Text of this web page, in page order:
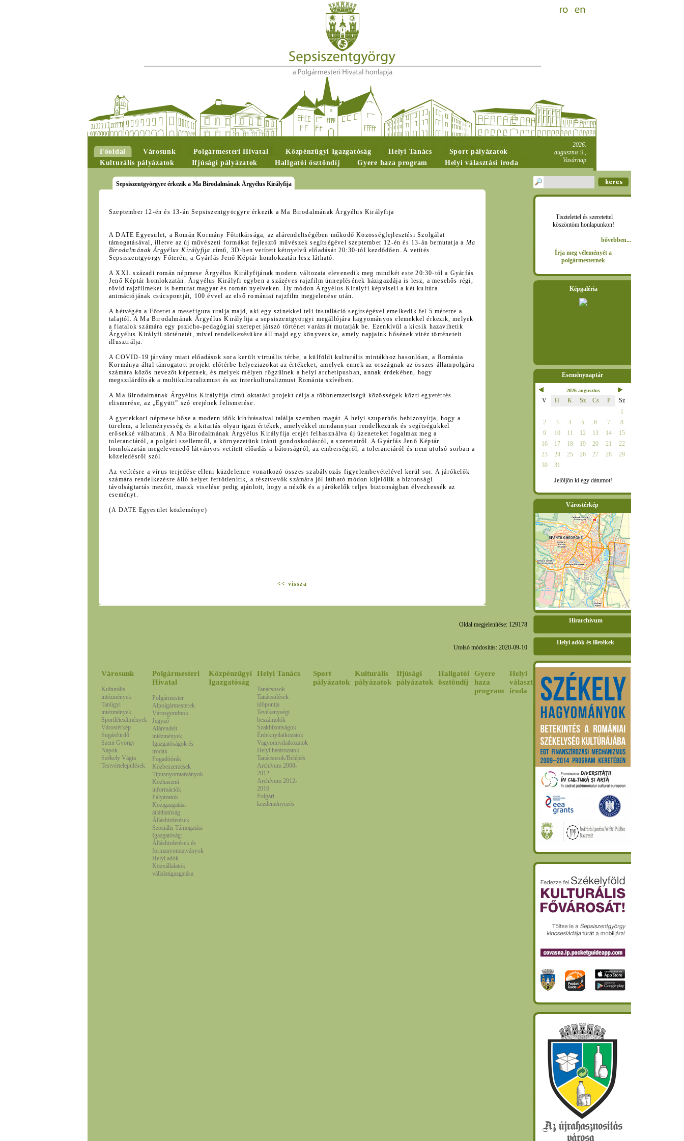
Főoldal Városunk Polgármesteri Hivatal Közpénzügyi Igazgatóság Helyi Tanács
Sport pályázatok
Kulturális pályázatok
Ifjúsági pályázatok Hallgatói ösztöndíj Gyere haza program Helyi választási iroda
2026.
augusztus 9.,
Vasárnap
Sepsiszentgyörgyre érkezik a Ma Birodalmának Árgyélus Királyfija
Szeptember 12-én és 13-án Sepsiszentgyörgyre érkezik a Ma Birodalmának Árgyélus Királyfija
A DATE Egyesület, a Román Kormány Főtitkársága, az alárendeltségében működő Közösségfejlesztési Szolgálat
támogatásával, illetve az új művészeti formákat fejlesztő művészek segítségével szeptember 12-én és 13-án bemutatja a Ma
Birodalmának Árgyélus Királyfija című, 3D-ben vetített kétnyelvű előadását 20:30-tól kezdődően. A vetítés
Sepsiszentgyörgy Főterén, a Gyárfás Jenő Képtár homlokzatán lesz látható.
A XXI. századi román népmese Árgyélus Királyfijának modern változata elevenedik meg mindkét este 20:30-tól a Gyárfás
Jenő Képtár homlokzatán. Árgyélus Királyfi egyben a százéves rajzfilm ünneplésének házigazdája is lesz, a mesehős régi,
rövid rajzfilmeket is bemutat magyar és román nyelveken. Íly módon Árgyélus Királyfi képviseli a két kultúra
animációjának csúcspontját, 100 évvel az első romániai rajzfilm megjelenése után.
A hétvégén a Főteret a mesefigura uralja majd, aki egy színekkel teli installáció segítségével emelkedik fel 5 méterre a
talajtól. A Ma Birodalmának Árgyélus Királyfija a sepsiszentgyörgyi megállójára hagyományos elemekkel érkezik, melyek
a fiatalok számára egy pszicho-pedagógiai szerepet játszó történet varázsát mutatják be. Ezenkívül a kicsik hazavihetik
Árgyélus Királyfi történetét, mivel rendelkezésükre áll majd egy könyvecske, amely napjaink hősének vitéz történeteit
illusztrálja.
A COVID-19 járvány miatt előadások sora került virtuális térbe, a külföldi kulturális mintákhoz hasonlóan, a Románia
Kormánya által támogatott projekt előtérbe helyeziazokat az értékeket, amelyek ennek az országnak az összes állampolgára
számára közös nevezőt képeznek, és melyek mélyen rögzülnek a helyi archetípusban, annak érdekében, hogy
megszilárdítsák a multikulturalizmust és az interkulturalizmust Románia szívében.
A Ma Birodalmának Árgyélus Királyfija című oktatási projekt célja a többnemzetiségű közösségek közti egyetértés
elismerése, az „Együtt” szó erejének felismerése.
A gyerekkori népmese hőse a modern idők kihívásaival találja szemben magát. A helyi szuperhős bebizonyítja, hogy a
türelem, a leleményesség és a kitartás olyan igazi értékek, amelyekkel mindannyian rendelkezünk és segítségükkel
erősekké válhatunk. A Ma Birodalmának Árgyélus Királyfija erejét felhasználva új üzeneteket fogalmaz meg a
toleranciáról, a polgári szellemről, a környezetünk iránti gondoskodásról, a szeretetről. A Gyárfás Jenő Képtár
homlokzatán megelevenedő látványos vetített előadás a bátorságról, az emberségről, a toleranciáról és nem utolsó sorban a
közeledésről szól.
Az vetítésre a vírus terjedése elleni küzdelemre vonatkozó összes szabályozás figyelembevételével kerül sor. A járókelők
számára rendelkezésre álló helyet fertőtlenítik, a résztvevők számára jól látható módon kijelölik a biztonsági
távolságtartás mezőit, maszk viselése pedig ajánlott, hogy a nézők és a járókelők teljes biztonságban élvezhessék az
eseményt.
(A DATE Egyesület közleménye)
<< vissza
Oldal megjelenítése: 129178
Utolsó módosítás: 2020-09-10
Városunk
Kulturális
intézmények
Tanügyi
intézmények
Sportlétesítmények
Várostérkép
Sugásfürdő
Szent György
Napok
Székely Vágta
Testvértelepülések
Polgármesteri
Hivatal
Polgármester
Alpolgármesterek
Városgondnok
Jegyző
Alárendelt
intézmények
Igazgatóságok és
irodák
Fogadóórák
Közbeszerzések
Típusnyomtatványok
Közhasznú
információk
Pályázatok
Közigazgatási
átláthatóság
Álláshirdetések
Szociális Támogatási
Igazgatóság:
Álláshirdetések és
formanyomtatványok
Helyi adók
Közvállalatok
vállalatigazgatása
Közpénzügyi
Igazgatóság
Helyi Tanács
Tanácsosok
Tanácsülések
időpontja
Tevékenységi
beszámolók
Szakbizottságok
Érdeknyilatkozatok
Vagyonnyilatkozatok
Helyi határozatok
Tanácsosok/Belépés
Archívum 2008-
2012
Archívum 2012-
2016
Polgári
kezdeményezés
Sport
pályázatok
Kulturális
pályázatok
Ifjúsági
pályázatok
Hallgatói
ösztöndíj
Gyere
haza
program
Helyi
választási
iroda
Tisztelettel és szeretettel
köszöntöm honlapunkon!
bővebben...
Írja meg véleményét a
polgármesternek
Képgaléria
Eseménynaptár
2026 augusztus
V H K Sz Cs P
Sz
1
2
3 4 5 6 7
8
9
10 11 12 13 14
15
16
17 18 19 20 21
22
23
24 25 26 27 28
29
30
31
Jelöljön ki egy dátumot!
Várostérkép
Hírarchívum
Helyi adók és illetékek